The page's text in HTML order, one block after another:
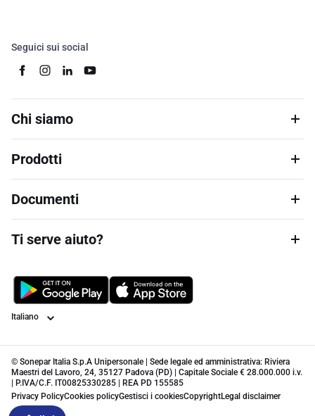
Seguici sui social
Chi siamo
Prodotti
Documenti
Ti serve aiuto?
Lingua
© Sonepar Italia S.p.A Unipersonale | Sede legale ed amministrativa: Riviera
Maestri del Lavoro, 24, 35127 Padova (PD) | Capitale Sociale € 28.000.000 i.v.
| P.IVA/C.F. IT00825330285 | REA PD 155585
Privacy PolicyCookies policyGestisci i cookiesCopyrightLegal disclaimer